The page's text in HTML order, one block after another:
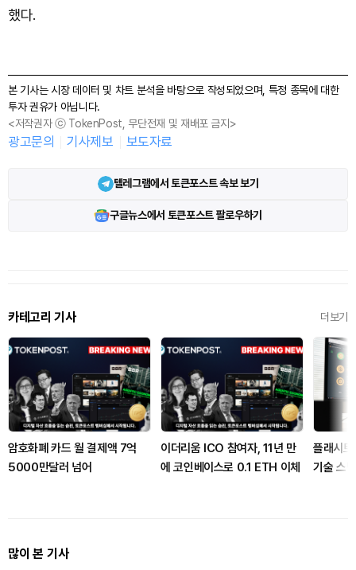
했다.
본 기사는 시장 데이터 및 차트 분석을 바탕으로 작성되었으며, 특정 종목에 대한
투자 권유가 아닙니다.
<저작권자 ⓒ TokenPost, 무단전재 및 재배포 금지>
광고문의 기사제보 보도자료
텔레그램에서 토큰포스트 속보 보기
구글뉴스에서 토큰포스트 팔로우하기
카테고리 기사 더보기
암호화폐 카드 월 결제액 7억
5000만달러 넘어
이더리움 ICO 참여자, 11년 만
에 코인베이스로 0.1 ETH 이체
플래시
기술 스
많이 본 기사